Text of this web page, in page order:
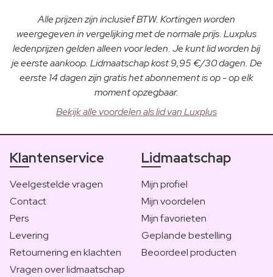
Alle prijzen zijn inclusief BTW. Kortingen worden
weergegeven in vergelijking met de normale prijs. Luxplus
ledenprijzen gelden alleen voor leden. Je kunt lid worden bij
je eerste aankoop. Lidmaatschap kost 9,95 €/30 dagen. De
eerste 14 dagen zijn gratis het abonnement is op - op elk
moment opzegbaar.
Bekijk alle voordelen als lid van Luxplus
Klantenservice
Veelgestelde vragen
Contact
Pers
Levering
Retournering en klachten
Vragen over lidmaatschap
Lidmaatschap
Mijn profiel
Mijn voordelen
Mijn favorieten
Geplande bestelling
Beoordeel producten